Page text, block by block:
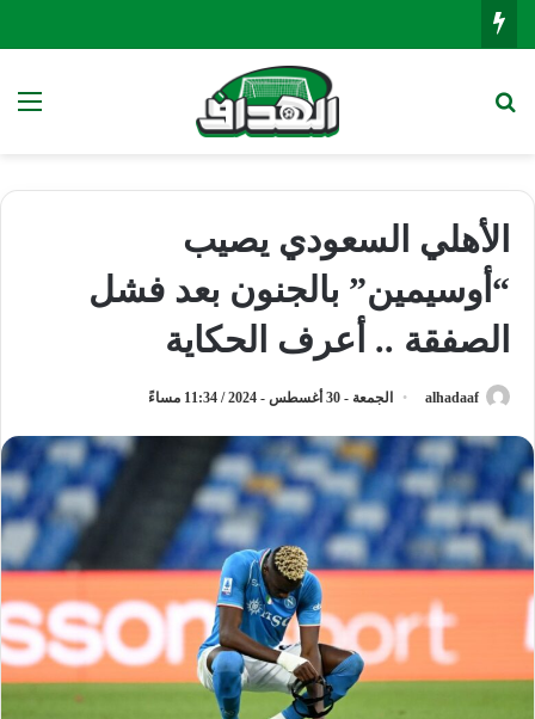
الأهلي السعودي يصيب
“أوسيمين” بالجنون بعد فشل
الصفقة .. أعرف الحكاية
alhadaaf الجمعة - 30 أغسطس - 2024 / 11:34 مساءً